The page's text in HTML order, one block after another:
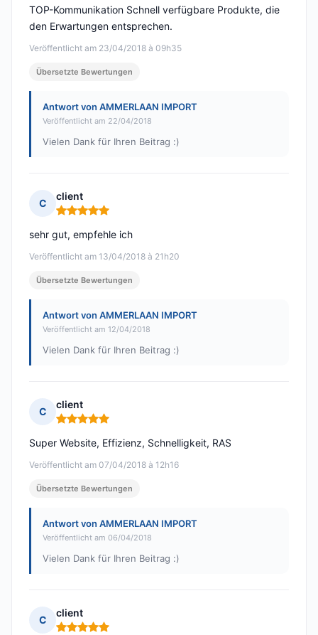
Veröffentlicht am 23/04/2018 à 09h35
TOP-Kommunikation Schnell verfügbare Produkte, die
den Erwartungen entsprechen.
Übersetzte Bewertungen
Antwort von AMMERLAAN IMPORT
Veröffentlicht am 22/04/2018
Vielen Dank für Ihren Beitrag :)
C
client
Hinweis: 5 von 5
Veröffentlicht am 13/04/2018 à 21h20
sehr gut, empfehle ich
Übersetzte Bewertungen
Antwort von AMMERLAAN IMPORT
Veröffentlicht am 12/04/2018
Vielen Dank für Ihren Beitrag :)
C
client
Hinweis: 5 von 5
Veröffentlicht am 07/04/2018 à 12h16
Super Website, Effizienz, Schnelligkeit, RAS
Übersetzte Bewertungen
Antwort von AMMERLAAN IMPORT
Veröffentlicht am 06/04/2018
Vielen Dank für Ihren Beitrag :)
C
client